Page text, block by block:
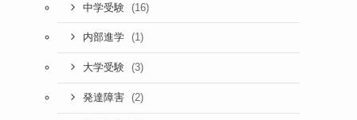
中学受験 (16)
内部進学 (1)
大学受験 (3)
発達障害 (2)